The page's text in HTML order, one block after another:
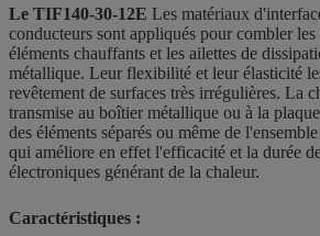
Le TIF140-30-12E Les matériaux
conducteurs sont appliqués pour combler les
éléments chauffants et les ailettes de
métallique. Leur flexibilité et leur élasticité
revêtement de surfaces très irrégulières. La
transmise au boîtier métallique ou à la
des éléments séparés ou même de
qui améliore en effet l'efficacité et la durée
électroniques générant de la chaleur.
Caractéristiques :